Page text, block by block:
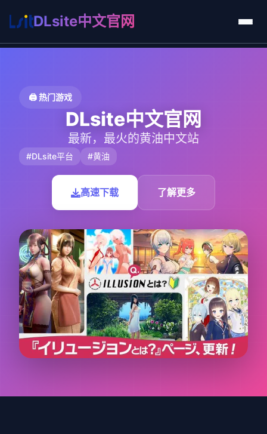
DLsite中文官网
🖨️ 热门游戏
DLsite中文官网
最新，最火的黄油中文站
#DLsite平台 #黄油
高速下载 了解更多